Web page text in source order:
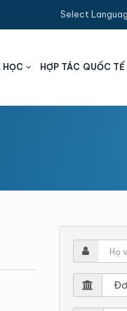
Select
HỌC HỢP TÁC QUỐC TẾ